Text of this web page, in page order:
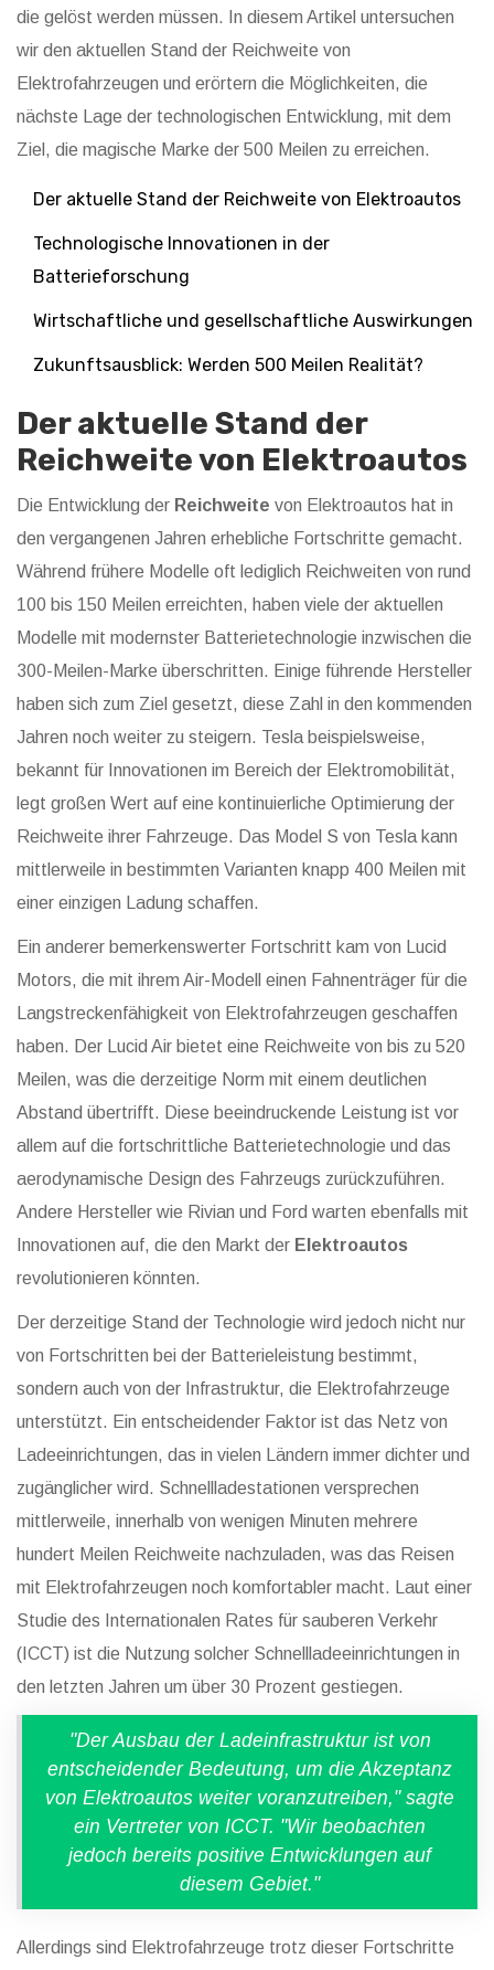
die gelöst werden müssen. In diesem Artikel untersuchen
wir den aktuellen Stand der Reichweite von
Elektrofahrzeugen und erörtern die Möglichkeiten, die
nächste Lage der technologischen Entwicklung, mit dem
Ziel, die magische Marke der 500 Meilen zu erreichen.
Der aktuelle Stand der Reichweite von Elektroautos
Technologische Innovationen in der
Batterieforschung
Wirtschaftliche und gesellschaftliche Auswirkungen
Zukunftsausblick: Werden 500 Meilen Realität?
Der aktuelle Stand der
Reichweite von Elektroautos
Die Entwicklung der Reichweite von Elektroautos hat in
den vergangenen Jahren erhebliche Fortschritte gemacht.
Während frühere Modelle oft lediglich Reichweiten von rund
100 bis 150 Meilen erreichten, haben viele der aktuellen
Modelle mit modernster Batterietechnologie inzwischen die
300-Meilen-Marke überschritten. Einige führende Hersteller
haben sich zum Ziel gesetzt, diese Zahl in den kommenden
Jahren noch weiter zu steigern. Tesla beispielsweise,
bekannt für Innovationen im Bereich der Elektromobilität,
legt großen Wert auf eine kontinuierliche Optimierung der
Reichweite ihrer Fahrzeuge. Das Model S von Tesla kann
mittlerweile in bestimmten Varianten knapp 400 Meilen mit
einer einzigen Ladung schaffen.
Ein anderer bemerkenswerter Fortschritt kam von Lucid
Motors, die mit ihrem Air-Modell einen Fahnenträger für die
Langstreckenfähigkeit von Elektrofahrzeugen geschaffen
haben. Der Lucid Air bietet eine Reichweite von bis zu 520
Meilen, was die derzeitige Norm mit einem deutlichen
Abstand übertrifft. Diese beeindruckende Leistung ist vor
allem auf die fortschrittliche Batterietechnologie und das
aerodynamische Design des Fahrzeugs zurückzuführen.
Andere Hersteller wie Rivian und Ford warten ebenfalls mit
Innovationen auf, die den Markt der Elektroautos
revolutionieren könnten.
Der derzeitige Stand der Technologie wird jedoch nicht nur
von Fortschritten bei der Batterieleistung bestimmt,
sondern auch von der Infrastruktur, die Elektrofahrzeuge
unterstützt. Ein entscheidender Faktor ist das Netz von
Ladeeinrichtungen, das in vielen Ländern immer dichter und
zugänglicher wird. Schnellladestationen versprechen
mittlerweile, innerhalb von wenigen Minuten mehrere
hundert Meilen Reichweite nachzuladen, was das Reisen
mit Elektrofahrzeugen noch komfortabler macht. Laut einer
Studie des Internationalen Rates für sauberen Verkehr
(ICCT) ist die Nutzung solcher Schnellladeeinrichtungen in
den letzten Jahren um über 30 Prozent gestiegen.
"Der Ausbau der Ladeinfrastruktur ist von
entscheidender Bedeutung, um die Akzeptanz
von Elektroautos weiter voranzutreiben," sagte
ein Vertreter von ICCT. "Wir beobachten
jedoch bereits positive Entwicklungen auf
diesem Gebiet."
Allerdings sind Elektrofahrzeuge trotz dieser Fortschritte